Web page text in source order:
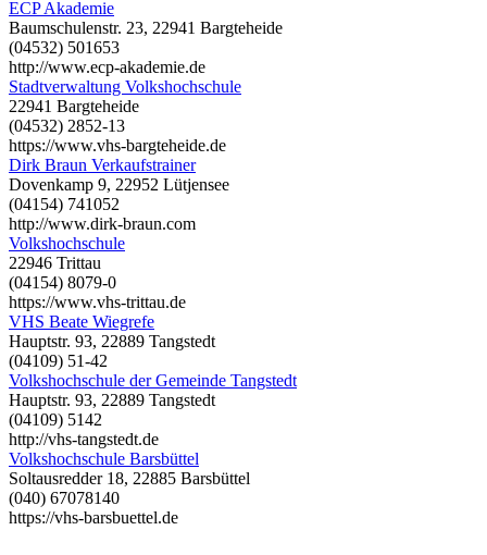
ECP Akademie
Baumschulenstr. 23, 22941 Bargteheide
(04532) 501653
http://www.ecp-akademie.de
Stadtverwaltung Volkshochschule
22941 Bargteheide
(04532) 2852-13
https://www.vhs-bargteheide.de
Dirk Braun Verkaufstrainer
Dovenkamp 9, 22952 Lütjensee
(04154) 741052
http://www.dirk-braun.com
Volkshochschule
22946 Trittau
(04154) 8079-0
https://www.vhs-trittau.de
VHS Beate Wiegrefe
Hauptstr. 93, 22889 Tangstedt
(04109) 51-42
Volkshochschule der Gemeinde Tangstedt
Hauptstr. 93, 22889 Tangstedt
(04109) 5142
http://vhs-tangstedt.de
Volkshochschule Barsbüttel
Soltausredder 18, 22885 Barsbüttel
(040) 67078140
https://vhs-barsbuettel.de